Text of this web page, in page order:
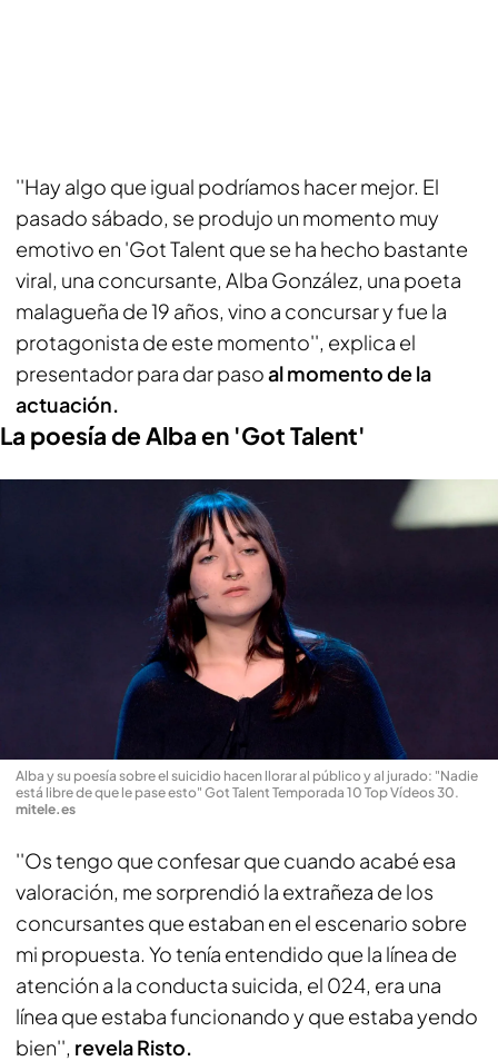
''Hay algo que igual podríamos hacer mejor. El
pasado sábado, se produjo un momento muy
emotivo en 'Got Talent que se ha hecho bastante
viral, una concursante, Alba González, una poeta
malagueña de 19 años, vino a concursar y fue la
protagonista de este momento'', explica el
presentador para dar pasoal momento de la
actuación.
La poesía de Alba en 'Got Talent'
Alba y su poesía sobre el suicidio hacen llorar al público y al jurado: "Nadie
está libre de que le pase esto" Got Talent Temporada 10 Top Vídeos 30.
mitele.es
''Os tengo que confesar que cuando acabé esa
valoración, me sorprendió la extrañeza de los
concursantes que estaban en el escenario sobre
mi propuesta. Yo tenía entendido que la línea de
atención a la conducta suicida, el 024, era una
línea que estaba funcionando y que estaba yendo
bien'', revela Risto.